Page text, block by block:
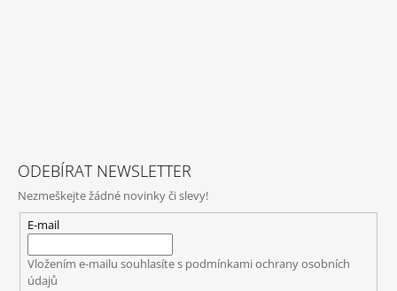
ODEBÍRAT NEWSLETTER
Nezmeškejte žádné novinky či slevy!
E-mail
Vložením e-mailu souhlasíte s podmínkami ochrany osobních
údajů